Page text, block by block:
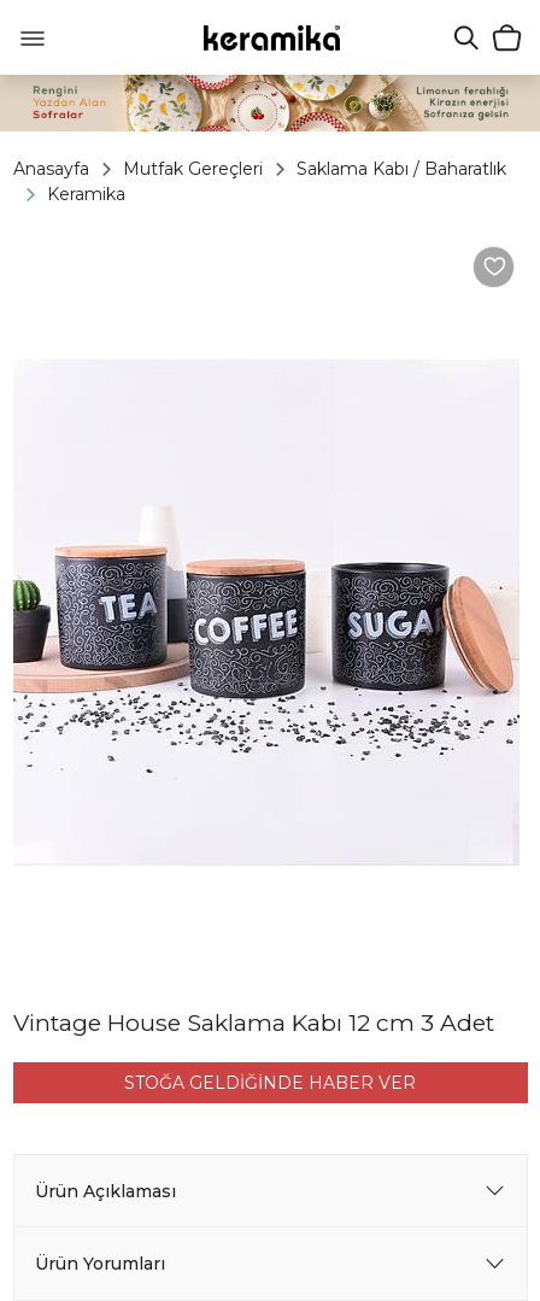
Anasayfa Mutfak Gereçleri
Saklama Kabı / Baharatlık
Keramika
Vintage House Saklama Kabı 12 cm 3 Adet
STOĞA GELDİĞİNDE HABER VER
Ürün Açıklaması
Ürün Yorumları